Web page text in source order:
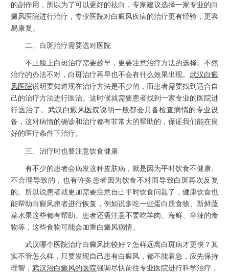
的副作用，所以为了可以更好的祛白，专家建议选择一家专业的白
癜风医院进行治疗，专业医院对白癜风疾病的治疗更有经验，更容
易康复。
二、白斑治疗需要选对医院
不止脸上白斑治疗需要趁早，更要注意治疗方法的选择。不然
治疗的办法不对，白斑治疗再早也不会有什么效果出现。 武汉白癜
风医院说明要知道现在治疗方法是不少的，而患者需要找到适合自
己的治疗方法进行医治。这时候就需要患者找到一家专业的医院进
行医治了。 武汉白癜风医院说明一般都会具备检查病情的专业设
备，这对病情的确诊和治疗都有非常大的帮助的，保证我们能在良
好的医疗条件下治疗。
三、治疗时也要注意饮食健康
有不少的患者会病发这种皮肤病，就是因为平时饮食不健康、
不合理导致的，也有许多患者因为饮食不对而导致白斑再次反复
的。所以说患者就更加需要注意自己平时饮食问题了，健康饮食也
能帮助白癜风患者进行恢复，例如说多吃一些蛋白质食物、新鲜蔬
菜水果这些都有帮助。患者还需注意不要吃羊肉、海鲜、辛辣的食
物等，这些食物可能会加重白癜风病情。
武汉哪个医院治疗白癜风比较好？怎样远离白斑病才更快？其
实不管怎么样，只要发现自己患有白癜风，都不能着急，应先保持
理智， 武汉治白癜风的医院强调尽快前往专业医院进行科学治疗，